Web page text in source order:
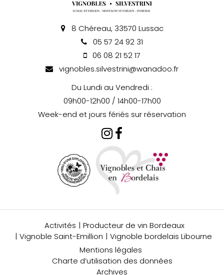
8 Chéreau, 33570 Lussac
05 57 24 92 31
06 08 21 52 17
vignobles.silvestrini@wanadoo.fr
Du Lundi au Vendredi :
09h00-12h00 / 14h00-17h00
Week-end et jours fériés sur réservation
Activités
Producteur de vin Bordeaux
Vignoble Saint-Emillion
Vignoble bordelais Libourne
Mentions légales
Charte d’utilisation des données
Archives